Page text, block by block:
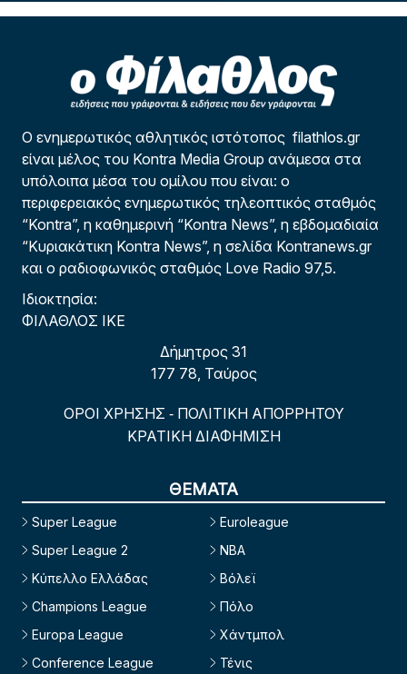
Ο ενημερωτικός αθλητικός ιστότοπος filathlos.gr
είναι μέλος του Kontra Media Group ανάμεσα στα
υπόλοιπα μέσα του ομίλου που είναι: ο
περιφερειακός ενημερωτικός τηλεοπτικός σταθμός
“Kontra”, η καθημερινή “Kontra News”, η εβδομαδιαία
“Κυριακάτικη Kontra News”, η σελίδα Kontranews.gr
και ο ραδιοφωνικός σταθμός Love Radio 97,5.
Ιδιοκτησία:
ΦΙΛΑΘΛΟΣ ΙΚΕ
Δήμητρος 31
177 78, Ταύρος
ΟΡΟΙ ΧΡΗΣΗΣ - ΠΟΛΙΤΙΚΗ ΑΠΟΡΡΗΤΟΥ
ΚΡΑΤΙΚΗ ΔΙΑΦΗΜΙΣΗ
ΘΕΜΑΤΑ
Super League
Super League 2
Κύπελλο Ελλάδας
Champions League
Europa League
Conference League
Euroleague
NBA
Βόλεϊ
Πόλο
Χάντμπολ
Τένις